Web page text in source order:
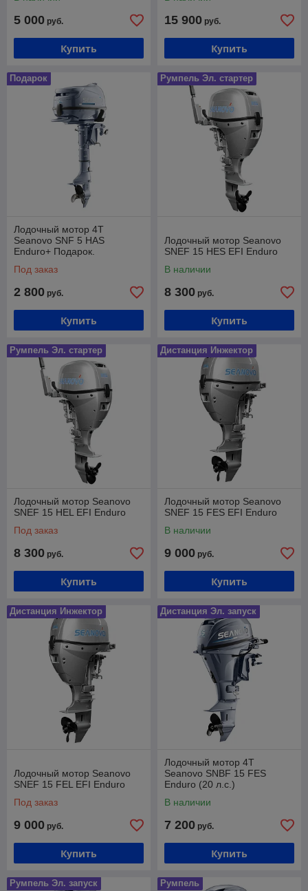
5 000 руб.
Купить
15 900 руб.
Купить
Подарок
Лодочный мотор 4Т
Seanovo SNF 5 HAS
Enduro+ Подарок.
Под заказ
2 800 руб.
Купить
Румпель Эл. стартер
Лодочный мотор Seanovo
SNEF 15 HES EFI Enduro
В наличии
8 300 руб.
Купить
Румпель Эл. стартер
Лодочный мотор Seanovo
SNEF 15 HEL EFI Enduro
Под заказ
8 300 руб.
Купить
Дистанция Инжектор
Лодочный мотор Seanovo
SNEF 15 FES EFI Enduro
В наличии
9 000 руб.
Купить
Дистанция Инжектор
Лодочный мотор Seanovo
SNEF 15 FEL EFI Enduro
Под заказ
9 000 руб.
Купить
Дистанция Эл. запуск
Лодочный мотор 4T
Seanovo SNBF 15 FES
Enduro (20 л.с.)
В наличии
7 200 руб.
Купить
Румпель Эл. запуск Румпель